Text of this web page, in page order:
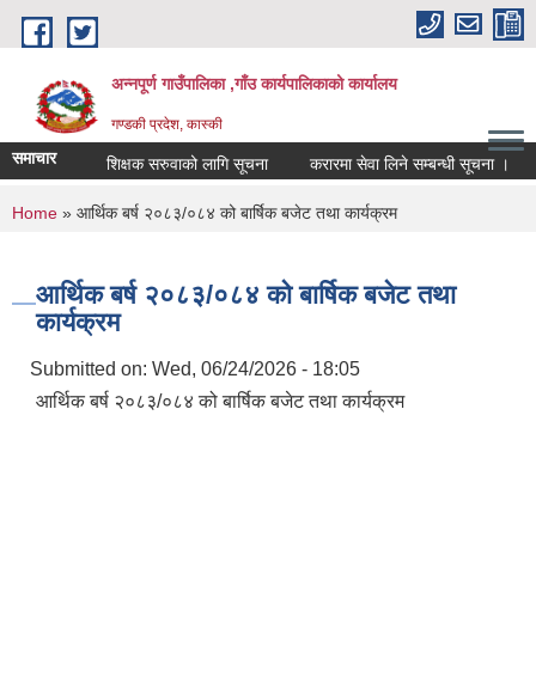
Skip to main content
अन्नपूर्ण गाउँपालिका ,गाँउ कार्यपालिकाको कार्यालय
गण्डकी प्रदेश, कास्की
समाचार शिक्षक सरुवाको लागि सूचना करारमा सेवा लिने सम्बन्धी सूचना ।
You are here
Home » आर्थिक बर्ष २०८३/०८४ को बार्षिक बजेट तथा कार्यक्रम
आर्थिक बर्ष २०८३/०८४ को बार्षिक बजेट तथा
कार्यक्रम
Submitted on: Wed, 06/24/2026 - 18:05
आर्थिक बर्ष २०८३/०८४ को बार्षिक बजेट तथा कार्यक्रम